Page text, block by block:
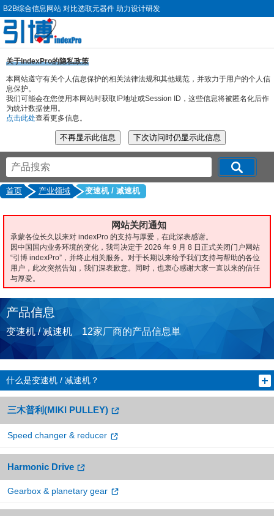
B2B综合信息网站 对比选取元器件 助力设计研发
关于indexPro的隐私政策
本网站遵守有关个人信息保护的相关法律法规和其他规范，并致力于用户的个人信
息保护。
我们可能会在您使用本网站时获取IP地址或Session ID，这些信息将被匿名化后作
为统计数据使用。
点击此处查看更多信息。
首页 产业领域 变速机 / 减速机
网站关闭通知
承蒙各位长久以来对 indexPro 的支持与厚爱，在此深表感谢。
因中国国内业务环境的变化，我司决定于 2026 年 9 月 8 日正式关闭门户网站
“引博 indexPro”，并终止相关服务。对于长期以来给予我们支持与帮助的各位
用户，此次突然告知，我们深表歉意。同时，也衷心感谢大家一直以来的信任
与厚爱。
产品信息
变速机 / 减速机 12家厂商的产品信息単
什么是变速机 / 减速机？
三木普利(MIKI PULLEY)
Speed changer & reducer
Harmonic Drive
Gearbox & planetary gear